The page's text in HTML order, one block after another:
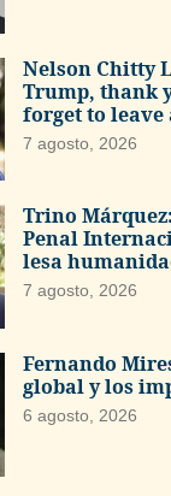
Nelson Chitty
Trump, thank
forget to leave
7 agosto, 2026
Trino
Penal
lesa
7 agosto, 2026
Fernando
global y los
6 agosto, 2026